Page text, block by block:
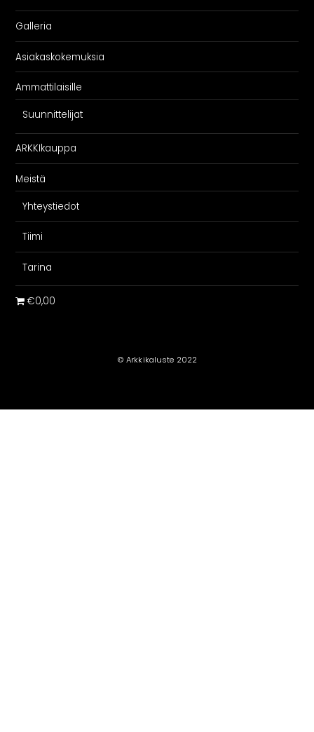
Galleria
Asiakaskokemuksia
Ammattilaisille
Suunnittelijat
ARKKIkauppa
Meistä
Yhteystiedot
Tiimi
Tarina
€0,00
© Arkkikaluste 2022